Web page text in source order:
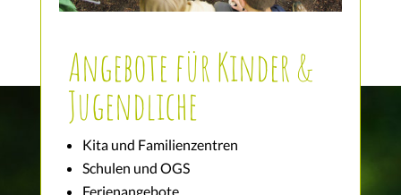
Angebote für Kinder &
Jugendliche
Kita und Familienzentren
Schulen und OGS
Ferienangebote